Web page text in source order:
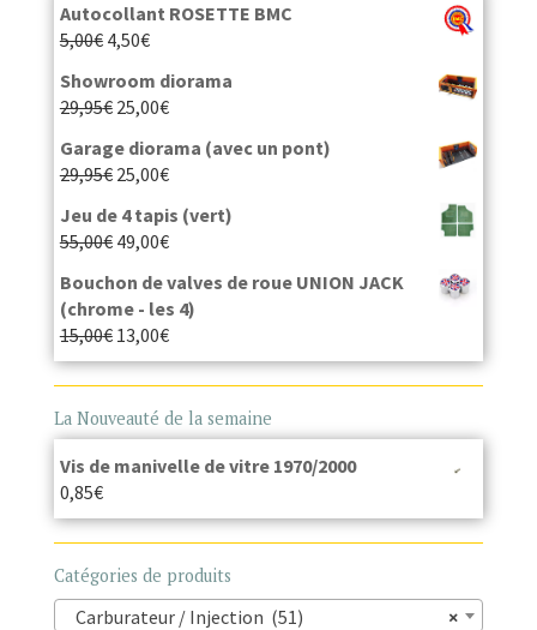
Autocollant ROSETTE BMC
5,00€ 4,50€
Showroom diorama
29,95€ 25,00€
Garage diorama (avec un pont)
29,95€ 25,00€
Jeu de 4 tapis (vert)
55,00€ 49,00€
Bouchon de valves de roue UNION JACK
(chrome - les 4)
15,00€ 13,00€
La Nouveauté de la semaine
Vis de manivelle de vitre 1970/2000
0,85€
Catégories de produits
×
Carburateur / Injection (51)